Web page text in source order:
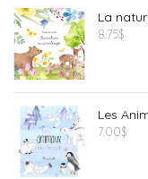
La
8.75$
Les
7.00$